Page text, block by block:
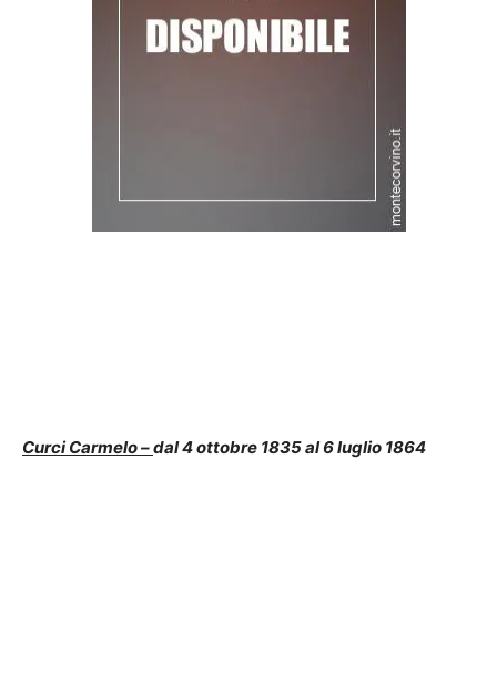
Curci Carmelo –dal 4 ottobre 1835 al 6 luglio 1864